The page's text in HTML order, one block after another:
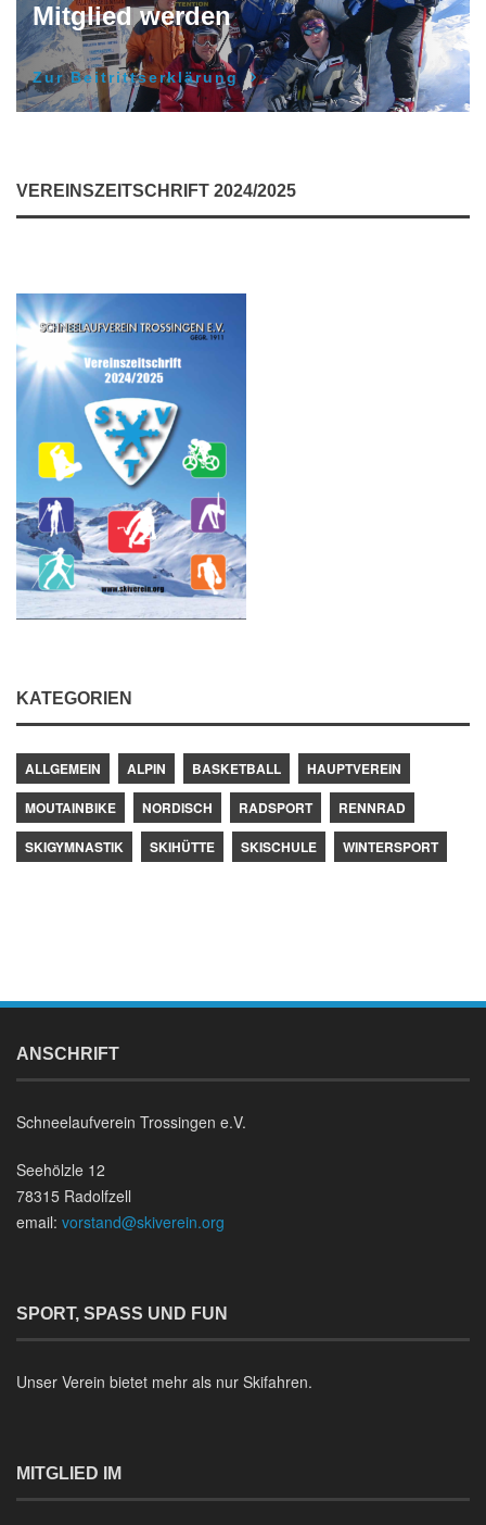
Mitglied werden
Zur Beitrittserklärung
VEREINSZEITSCHRIFT 2024/2025
KATEGORIEN
ALLGEMEIN ALPIN BASKETBALL
HAUPTVEREIN
MOUTAINBIKE
NORDISCH RADSPORT
RENNRAD
SKIGYMNASTIK
SKIHÜTTE SKISCHULE WINTERSPORT
ANSCHRIFT
Schneelaufverein Trossingen e.V.
Seehölzle 12
78315 Radolfzell
email: vorstand@skiverein.org
SPORT, SPASS UND FUN
Unser Verein bietet mehr als nur Skifahren.
MITGLIED IM